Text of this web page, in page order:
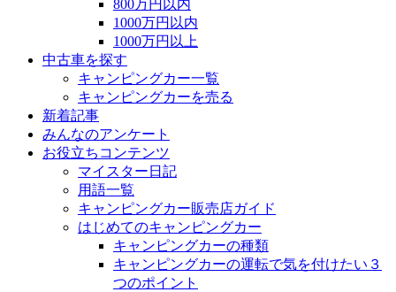
800万円以内
1000万円以内
1000万円以上
中古車を探す
キャンピングカー一覧
キャンピングカーを売る
新着記事
みんなのアンケート
お役立ちコンテンツ
マイスター日記
用語一覧
キャンピングカー販売店ガイド
はじめてのキャンピングカー
キャンピングカーの種類
キャンピングカーの運転で気を付けたい３
つのポイント